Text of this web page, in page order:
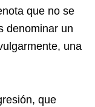
que no se
denominar un
una
que